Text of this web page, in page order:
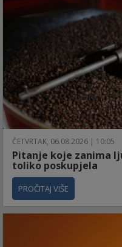
ČETVRTAK, 06.08.2026 | 10:05
Pitanje koje zanima
toliko poskupjela
PROČITAJ VIŠE